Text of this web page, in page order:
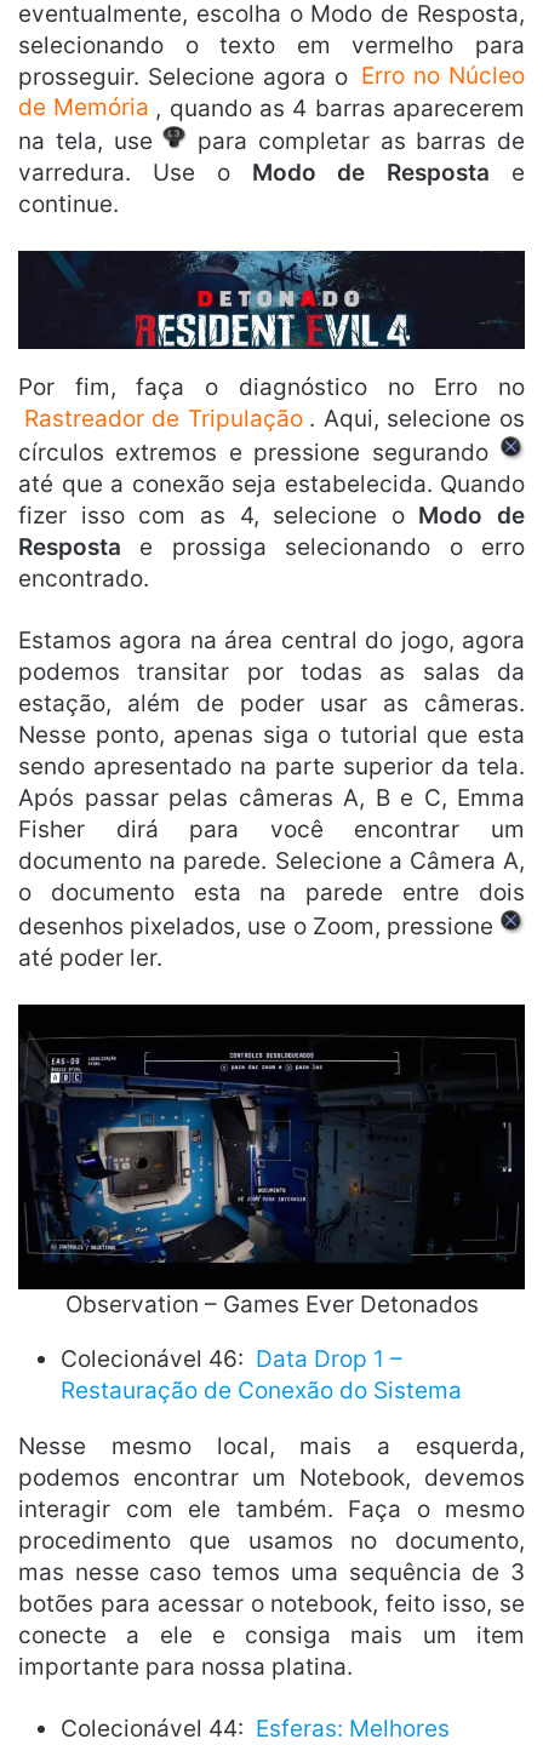
eventualmente, escolha o Modo de Resposta,
selecionando o texto em vermelho para
prosseguir. Selecione agora o Erro no Núcleo
de Memória , quando as 4 barras aparecerem
na tela, use
para completar as barras de
varredura. Use o Modo de Resposta e
continue.
Por fim, faça o diagnóstico no Erro no
Rastreador de Tripulação . Aqui, selecione os
círculos extremos e pressione segurando
até que a conexão seja estabelecida. Quando
fizer isso com as 4, selecione o Modo de
Resposta e prossiga selecionando o erro
encontrado.
Estamos agora na área central do jogo, agora
podemos transitar por todas as salas da
estação, além de poder usar as câmeras.
Nesse ponto, apenas siga o tutorial que esta
sendo apresentado na parte superior da tela.
Após passar pelas câmeras A, B e C, Emma
Fisher dirá para você encontrar um
documento na parede. Selecione a Câmera A,
o documento esta na parede entre dois
desenhos pixelados, use o Zoom, pressione
até poder ler.
Observation – Games Ever Detonados
Colecionável 46: Data Drop 1 –
Restauração de Conexão do Sistema
Nesse mesmo local, mais a esquerda,
podemos encontrar um Notebook, devemos
interagir com ele também. Faça o mesmo
procedimento que usamos no documento,
mas nesse caso temos uma sequência de 3
botões para acessar o notebook, feito isso, se
conecte a ele e consiga mais um item
importante para nossa platina.
Colecionável 44: Esferas: Melhores